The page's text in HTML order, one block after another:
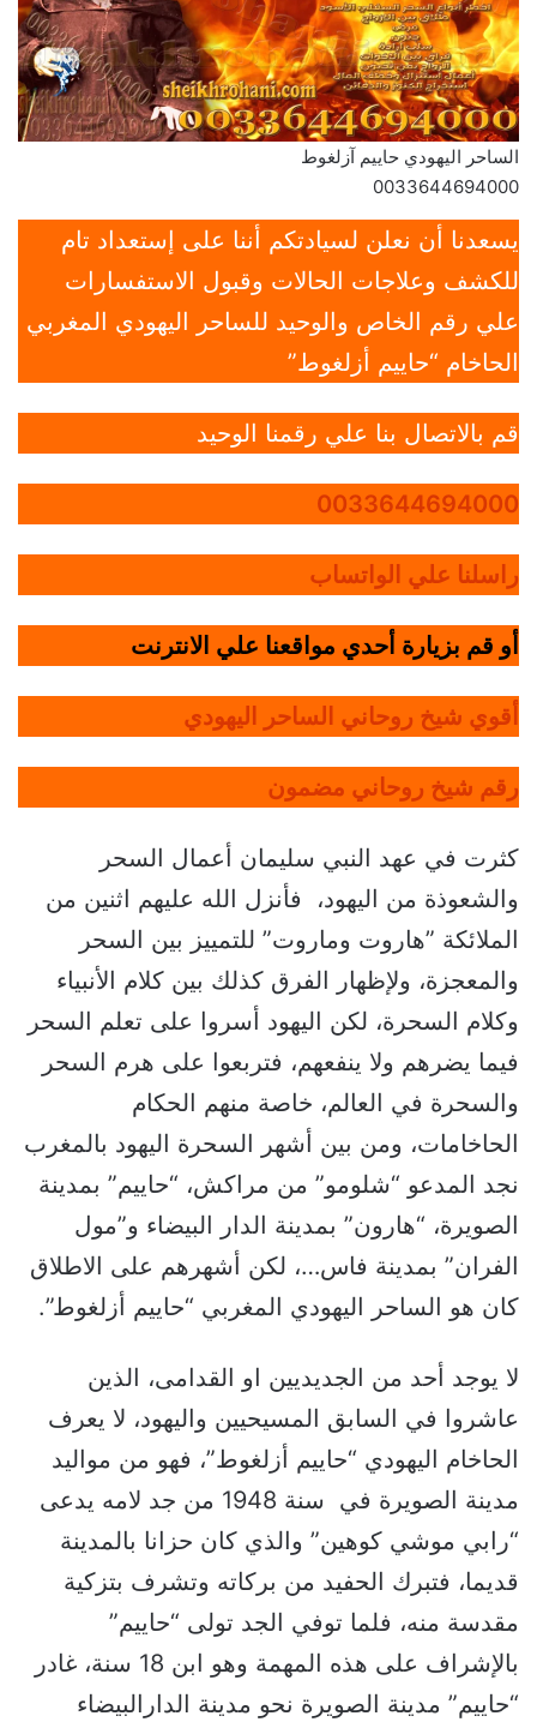
الساحر اليهودي حاييم آزلغوط
0033644694000
يسعدنا أن نعلن لسيادتكم أننا على إستعداد تام
للكشف وعلاجات الحالات وقبول الاستفسارات
علي رقم الخاص والوحيد للساحر اليهودي المغربي
الحاخام “حاييم أزلغوط”
قم بالاتصال بنا علي رقمنا الوحيد
0033644694000
راسلنا علي الواتساب
أو قم بزيارة أحدي مواقعنا علي الانترنت
أقوي شيخ روحاني الساحر اليهودي
رقم شيخ روحاني مضمون
كثرت في عهد النبي سليمان أعمال السحر
والشعوذة من اليهود، فأنزل الله عليهم اثنين من
الملائكة ”هاروت وماروت” للتمييز بين السحر
والمعجزة، ولإظهار الفرق كذلك بين كلام الأنبياء
وكلام السحرة، لكن اليهود أسروا على تعلم السحر
فيما يضرهم ولا ينفعهم، فتربعوا على هرم السحر
والسحرة في العالم، خاصة منهم الحكام
الحاخامات، ومن بين أشهر السحرة اليهود بالمغرب
نجد المدعو “شلومو” من مراكش، “حاييم” بمدينة
الصويرة، “هارون” بمدينة الدار البيضاء و”مول
الفران” بمدينة فاس…، لكن أشهرهم على الاطلاق
كان هو الساحر اليهودي المغربي “حاييم أزلغوط”.
لا يوجد أحد من الجديديين او القدامى، الذين
عاشروا في السابق المسيحيين واليهود، لا يعرف
الحاخام اليهودي “حاييم أزلغوط”، فهو من مواليد
مدينة الصويرة في سنة 1948 من جد لامه يدعى
“رابي موشي كوهين” والذي كان حزانا بالمدينة
قديما، فتبرك الحفيد من بركاته وتشرف بتزكية
مقدسة منه، فلما توفي الجد تولى “حاييم”
بالإشراف على هذه المهمة وهو ابن 18 سنة، غادر
“حاييم” مدينة الصويرة نحو مدينة الدارالبيضاء